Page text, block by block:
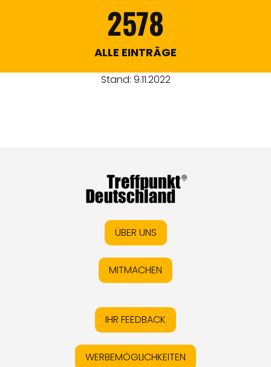
2578
ALLE EINTRÄGE
Stand: 9.11.2022
ÜBER UNS
MITMACHEN
IHR FEEDBACK
WERBEMÖGLICHKEITEN